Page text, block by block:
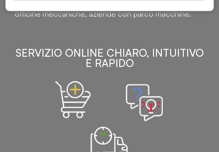
officine meccaniche, aziende con parco macchine.
SERVIZIO ONLINE CHIARO, INTUITIVO
E RAPIDO